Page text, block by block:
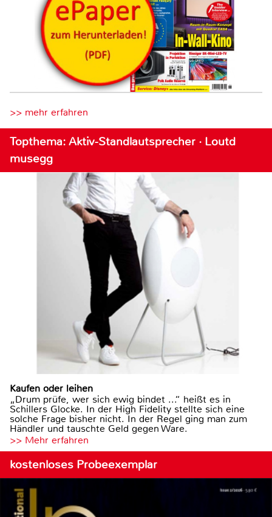
>> mehr erfahren
Topthema: Aktiv-Standlautsprecher · Loutd
musegg
Kaufen oder leihen
„Drum prüfe, wer sich ewig bindet ...“ heißt es in
Schillers Glocke. In der High Fidelity stellte sich eine
solche Frage bisher nicht. In der Regel ging man zum
Händler und tauschte Geld gegen Ware.
>> Mehr erfahren
kostenloses Probeexemplar